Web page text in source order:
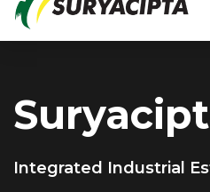
Integrated Industrial